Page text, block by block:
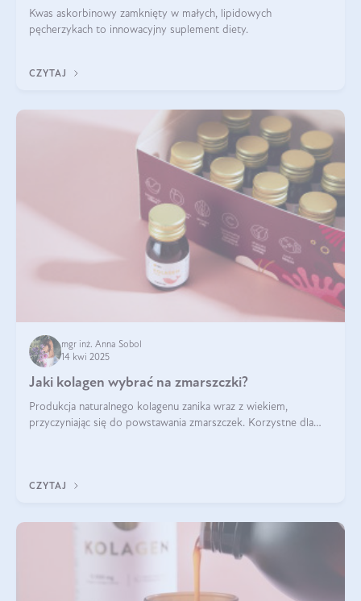
Kwas askorbinowy zamknięty w małych, lipidowych
pęcherzykach to innowacyjny suplement diety.
CZYTAJ
mgr inż. Anna Sobol
14 kwi 2025
Jaki kolagen wybrać na zmarszczki?
Produkcja naturalnego kolagenu zanika wraz z wiekiem,
przyczyniając się do powstawania zmarszczek. Korzystne dla
CZYTAJ